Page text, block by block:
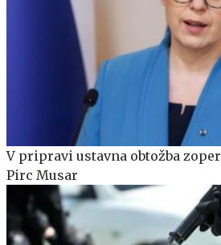
V pripravi ustavna obtožba
Pirc Musar